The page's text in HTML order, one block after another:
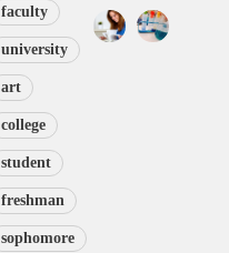
faculty
university
art
college
student
freshman
sophomore